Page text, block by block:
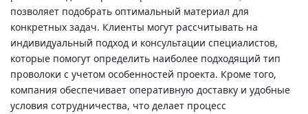
позволяет подобрать оптимальный материал для
конкретных задач. Клиенты могут рассчитывать на
индивидуальный подход и консультации специалистов,
которые помогут определить наиболее подходящий тип
проволоки с учетом особенностей проекта. Кроме того,
компания обеспечивает оперативную доставку и удобные
условия сотрудничества, что делает процесс